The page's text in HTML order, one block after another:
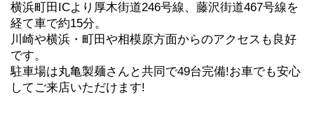
横浜町田ICより厚木街道246号線、藤沢街道467号線を
経て車で約15分。
川崎や横浜・町田や相模原方面からのアクセスも良好
です。
駐車場は丸亀製麺さんと共同で49台完備!お車でも安心
してご来店いただけます!